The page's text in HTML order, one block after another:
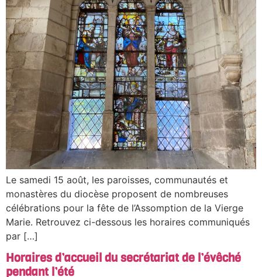
Le samedi 15 août, les paroisses, communautés et
monastères du diocèse proposent de nombreuses
célébrations pour la fête de l’Assomption de la Vierge
Marie. Retrouvez ci-dessous les horaires communiqués
par […]
Horaires d’accueil du secrétariat de l’évêché
pendant l’été